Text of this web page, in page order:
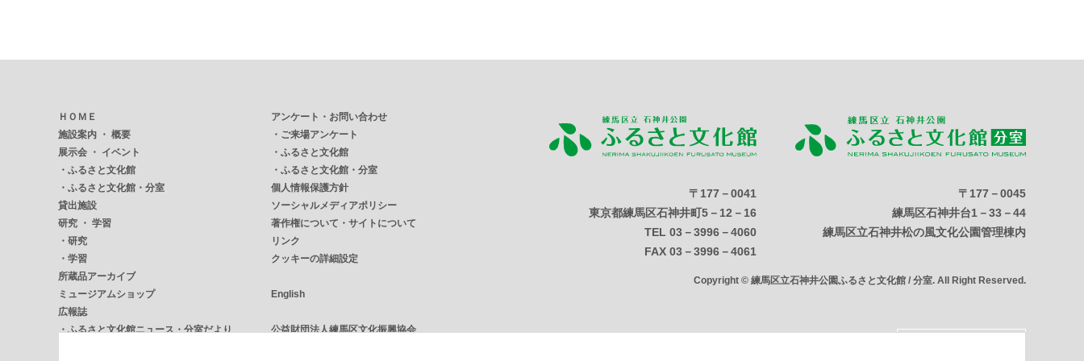
ＨＯＭＥ
施設案内 ・ 概要
展示会 ・ イベント
・ ふるさと文化館
・ ふるさと文化館・分室
貸出施設
研究 ・ 学習
・ 研究
・ 学習
所蔵品アーカイブ
ミュージアムショップ
広報誌
・ ふるさと文化館ニュース・分室だより
アンケート・お問い合わせ
・ ご来場アンケート
・ ふるさと文化館
・ ふるさと文化館・分室
個人情報保護方針
ソーシャルメディアポリシー
著作権について・サイトについて
リンク
クッキーの詳細設定
English
公益財団法人練馬区文化振興協会
〒177－0045
練馬区石神井台1－33－44
練馬区立石神井松の風文化公園管理棟内
〒177－0041
東京都練馬区石神井町5－12－16
TEL 03－3996－4060
FAX 03－3996－4061
Copyright © 練馬区立石神井公園ふるさと文化館 / 分室. All Right Reserved.